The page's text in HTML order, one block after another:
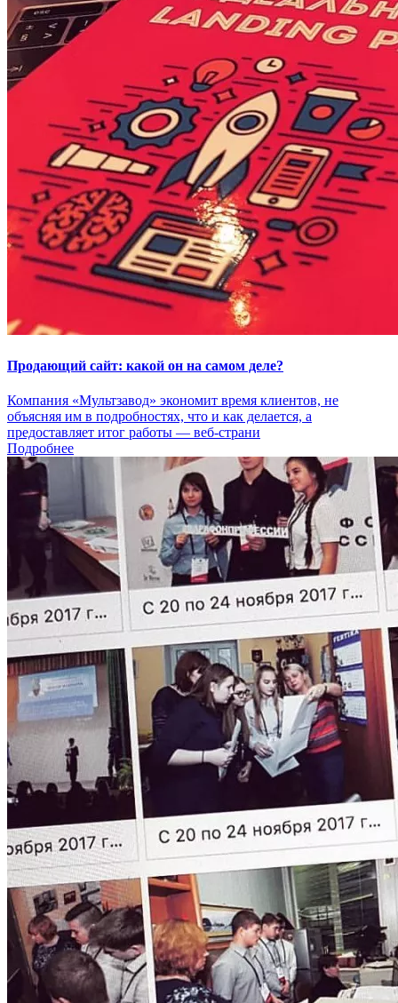
Продающий сайт: какой он на самом деле?
Компания «Мультзавод» экономит время клиентов, не
объясняя им в подробностях, что и как делается, а
предоставляет итог работы — веб-страни
Подробнее